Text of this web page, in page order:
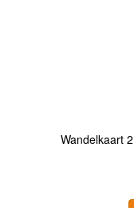
Wandelkaart